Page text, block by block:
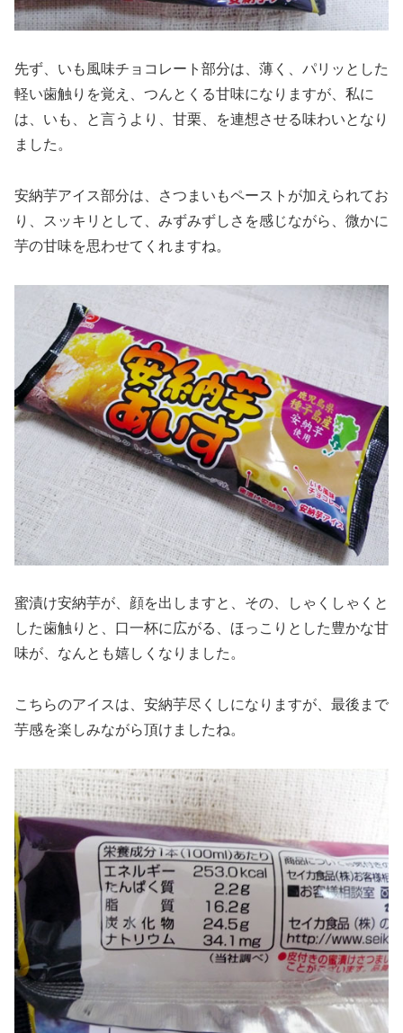
先ず、いも風味チョコレート部分は、薄く、パリッとした
軽い歯触りを覚え、つんとくる甘味になりますが、私に
は、いも、と言うより、甘栗、を連想させる味わいとなり
ました。
安納芋アイス部分は、さつまいもペーストが加えられてお
り、スッキリとして、みずみずしさを感じながら、微かに
芋の甘味を思わせてくれますね。
蜜漬け安納芋が、顔を出しますと、その、しゃくしゃくと
した歯触りと、口一杯に広がる、ほっこりとした豊かな甘
味が、なんとも嬉しくなりました。
こちらのアイスは、安納芋尽くしになりますが、最後まで
芋感を楽しみながら頂けましたね。